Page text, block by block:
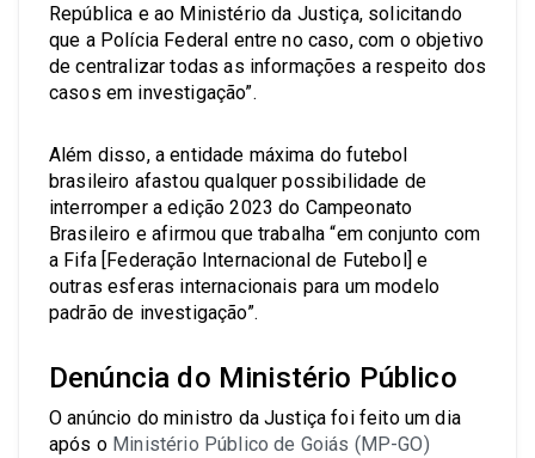
República e ao Ministério da Justiça, solicitando
que a Polícia Federal entre no caso, com o objetivo
de centralizar todas as informações a respeito dos
casos em investigação”.
Além disso, a entidade máxima do futebol
brasileiro afastou qualquer possibilidade de
interromper a edição 2023 do Campeonato
Brasileiro e afirmou que trabalha “em conjunto com
a Fifa [Federação Internacional de Futebol] e
outras esferas internacionais para um modelo
padrão de investigação”.
Denúncia do Ministério Público
O anúncio do ministro da Justiça foi feito um dia
após o Ministério Público de Goiás (MP-GO)